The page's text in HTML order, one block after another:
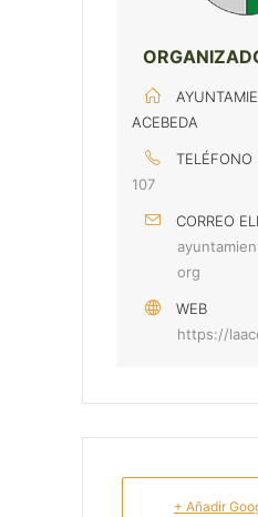
ACEBEDA
TELÉFONO
107
CORREO
org
WEB
https://
+ Añadir